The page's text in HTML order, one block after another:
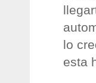
lo
esta